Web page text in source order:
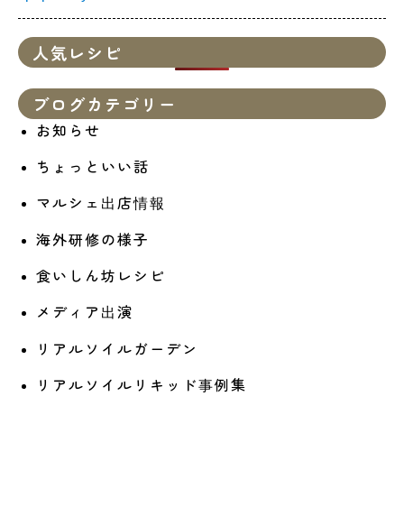
人気レシピ
ブログカテゴリー
お知らせ
ちょっといい話
マルシェ出店情報
海外研修の様子
食いしん坊レシピ
メディア出演
リアルソイルガーデン
リアルソイルリキッド事例集